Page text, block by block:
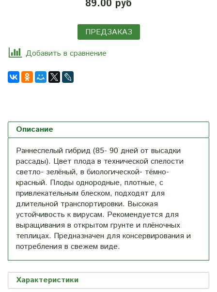
89.00 руб
ПРЕДЗАКАЗ
Добавить в сравнение
Описание
Раннеспелый гибрид (85- 90 дней от высадки
рассады). Цвет плода в технической спелости
светло- зелёный, в биологической- тёмно-
красный. Плоды однородные, плотные, с
привлекательным блеском, подходят для
длительной транспортировки. Высокая
устойчивость к вирусам. Рекомендуется для
выращивания в открытом грунте и плёночных
теплицах. Предназначен для консервирования и
потребления в свежем виде.
Характеристики